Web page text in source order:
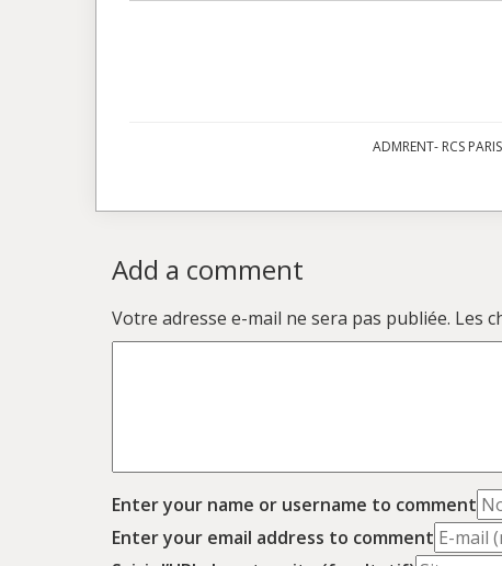
ADMRENT- RCS
Add a comment
Votre adresse e-mail ne sera pas publiée. Les
Enter your name or username to comment
Enter your email address to comment